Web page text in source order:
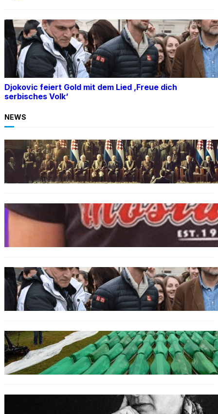
Djokovic feiert Gold mit dem Lied ‚Freue dich
serbisches Volk‘
NEWS
BOSNIEN
Ein Skandal: Čović verteidigt Herceg-Bosna
trotz Kriegsverbrechen
BOSNIEN
„Hasswelle eskaliert“: Mutter eines
bosniakischen Jungen entsetzt nach Angriff
durch kroatische Jugendliche
SPORT
Djokovic feiert Gold mit dem Lied ‚Freue dich
serbisches Volk‘
GENOZID
Izraelischer Botschafter in Serbien leugnet
Völkermord in Srebrenica
Erinnerung an Hatidža Mehmedović: Eine